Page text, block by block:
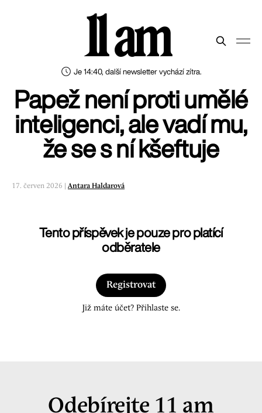
Je 14:40, další newsletter vychází zítra.
11 am
Papež není proti umělé
inteligenci, ale vadí mu,
že se s ní kšeftuje
17. červen 2026 |Antara Haldarová
Tento příspěvek je pouze pro platící
odběratele
Registrovat
Již máte účet? Přihlaste se.
Odebírejte 11 am